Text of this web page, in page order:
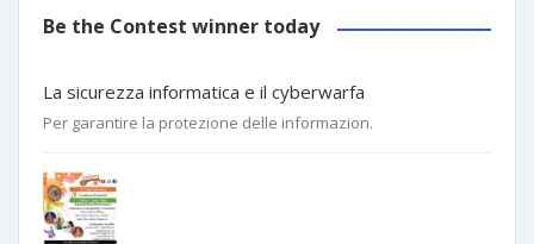
Be the Contest winner today
La sicurezza informatica e il cyberwarfa
Per garantire la protezione delle informazion.